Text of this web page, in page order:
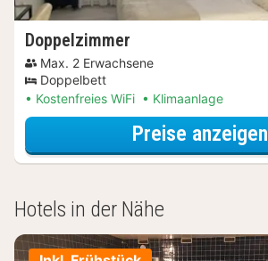
Doppelzimmer
Max. 2 Erwachsene
Doppelbett
Kostenfreies WiFi
Klimaanlage
Preise anzeigen
Hotels in der Nähe